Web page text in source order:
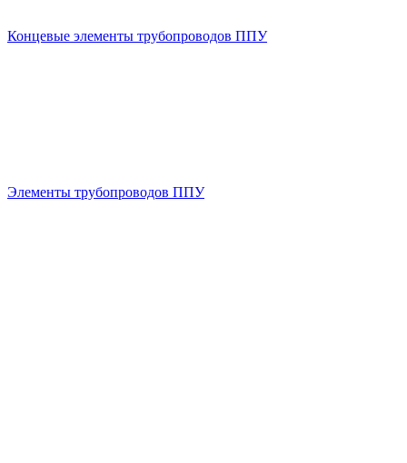
Концевые элементы трубопроводов ППУ
Элементы трубопроводов ППУ